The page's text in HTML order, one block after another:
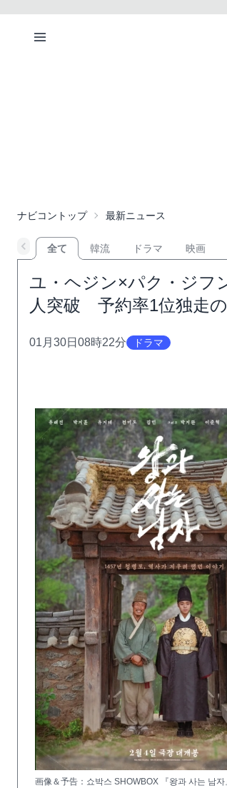
ナビコントップ 最新ニュース
全て 韓流 ドラマ 映画
ユ・ヘジン×パク・ジフ
人突破 予約率1位独走
01月30日08時22分 ドラマ
画像＆予告：쇼박스 SHOWBOX 『왕과 사는 남자